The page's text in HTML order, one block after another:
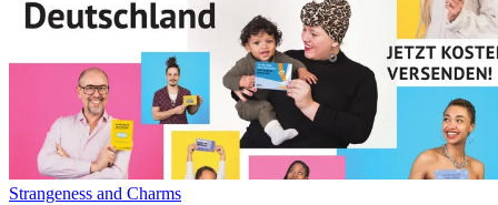
Strangeness and Charms